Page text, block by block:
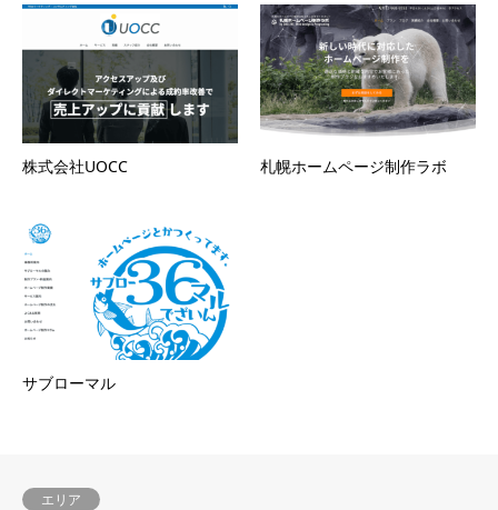
株式会社UOCC 札幌ホームページ制作ラボ
サブローマル
エリア